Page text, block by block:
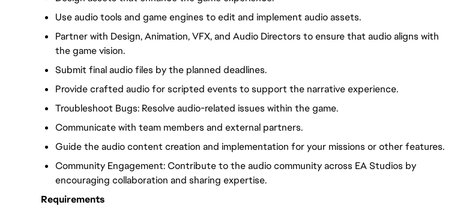
Use audio tools and game engines to edit and implement audio assets.
Partner with Design, Animation, VFX, and Audio Directors to ensure that audio aligns with
the game vision.
Submit final audio files by the planned deadlines.
Provide crafted audio for scripted events to support the narrative experience.
Troubleshoot Bugs: Resolve audio-related issues within the game.
Communicate with team members and external partners.
Guide the audio content creation and implementation for your missions or other features.
Community Engagement: Contribute to the audio community across EA Studios by
encouraging collaboration and sharing expertise.
Requirements